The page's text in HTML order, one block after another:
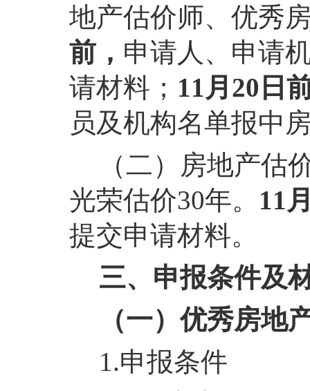
地产估价师、优秀
前， 申请人、申请
请材料； 11月20日
员及机构名单报中
（二）房地产估
光荣估价30年。 11
提交申请材料。
三、申报条件及
（一）优秀房地
1.申报条件